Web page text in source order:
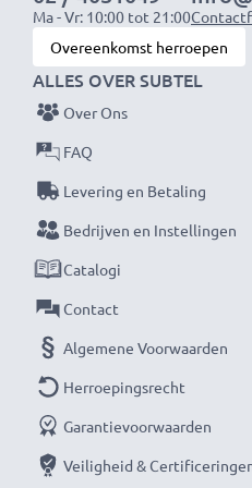
prestaties en
levering & 3 jaar garantie!
Ma - Vr: 10:00 tot 21:00
Overeenkomst herroepen
ALLES OVER SUBTEL
Over Ons
FAQ
Levering en Betaling
Bedrijven en Instellingen
Catalogi
Contact
Algemene Voorwaarden
Herroepingsrecht
Garantievoorwaarden
Veiligheid &